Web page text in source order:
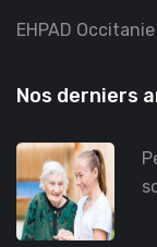
EHPAD Occitanie
Nos derniers